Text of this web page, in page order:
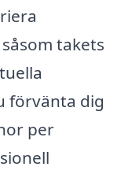
takets
förvänta dig
per